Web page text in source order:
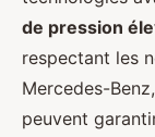
de pression
respectant les
Mercedes-
peuvent